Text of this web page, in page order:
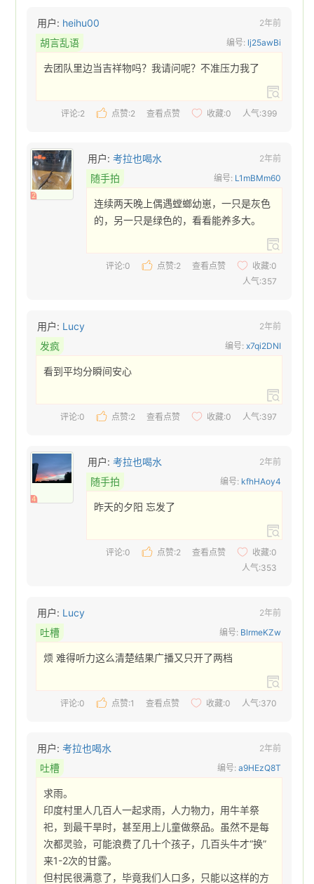
用户: heihu00 2年前
胡言乱语 编号: lj25awBi
去团队里边当吉祥物吗？我请问呢？不准压力我了
评论:2 点赞:2 查看点赞 收藏:0 人气:399
2
用户:考拉也喝水 2年前
随手拍 编号: L1mBMm60
连续两天晚上偶遇螳螂幼崽，一只是灰色
的，另一只是绿色的，看看能养多大。
评论:0 点赞:2 查看点赞 收藏:0
人气:357
用户: Lucy 2年前
发疯 编号:x7qi2DNI
看到平均分瞬间安心
评论:0 点赞:2 查看点赞 收藏:0 人气:397
4
用户:考拉也喝水 2年前
随手拍 编号: kfhHAoy4
昨天的夕阳 忘发了
评论:0 点赞:2 查看点赞 收藏:0
人气:353
用户: Lucy 2年前
吐槽 编号: BlrmeKZw
烦 难得听力这么清楚结果广播又只开了两档
评论:0 点赞:1 查看点赞 收藏:0 人气:370
用户:考拉也喝水 2年前
吐槽 编号:a9HEzQ8T
求雨。
印度村里人几百人一起求雨，人力物力，用牛羊祭
祀，到最干旱时，甚至用上儿童做祭品。虽然不是每
次都灵验，可能浪费了几十个孩子，几百头牛才“换”
来1-2次的甘露。
但村民很满意了，毕竟我们人口多，只能以这样的方